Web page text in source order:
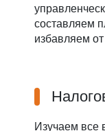
составляем
избавляем
Изучаем все